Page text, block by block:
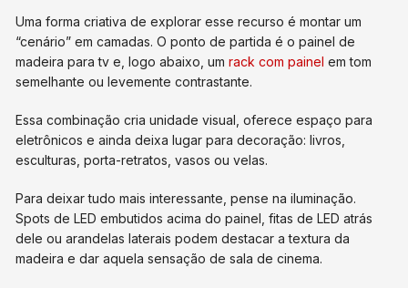
Uma forma criativa de explorar esse recurso é montar um
“cenário” em camadas. O ponto de partida é o painel de
madeira para tv e, logo abaixo, umrack com painel em tom
semelhante ou levemente contrastante.
Essa combinação cria unidade visual, oferece espaço para
eletrônicos e ainda deixa lugar para decoração: livros,
esculturas, porta-retratos, vasos ou velas.
Para deixar tudo mais interessante, pense na iluminação.
Spots de LED embutidos acima do painel, fitas de LED atrás
dele ou arandelas laterais podem destacar a textura da
madeira e dar aquela sensação de sala de cinema.